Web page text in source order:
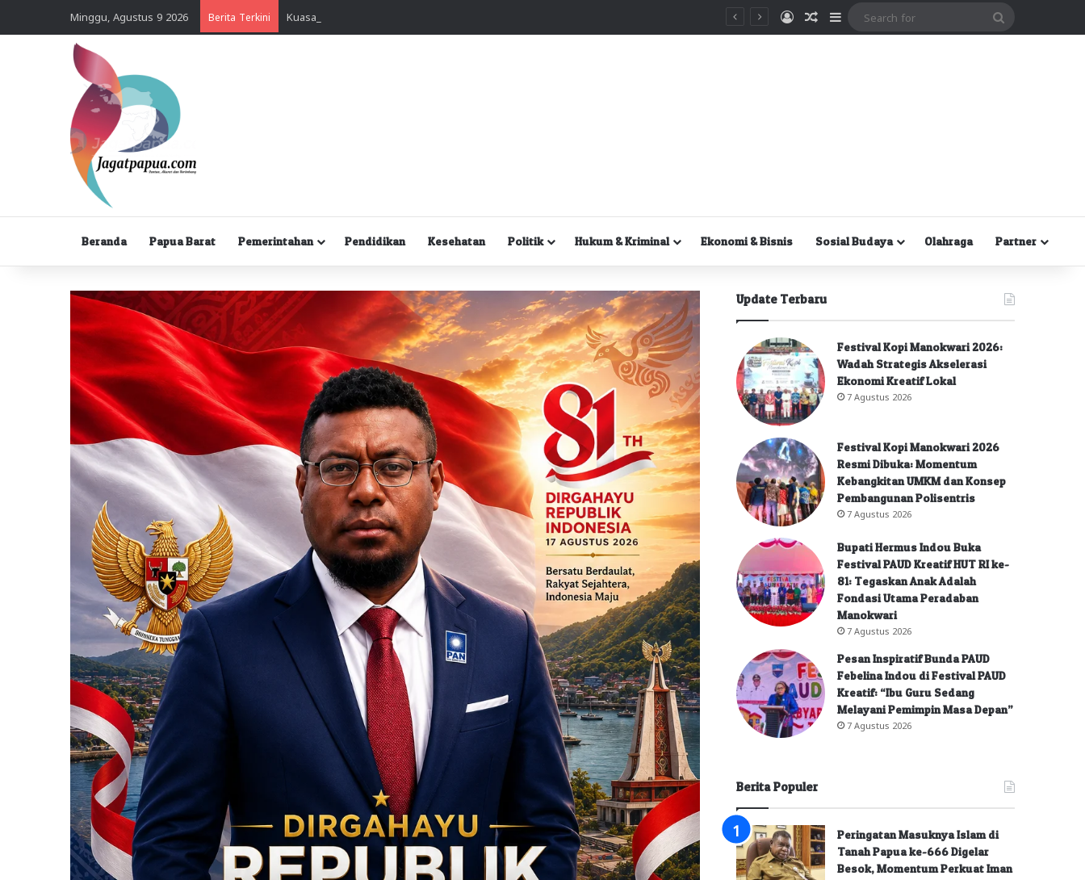
Minggu, Agustus 9 2026 Berita Terkini MasukRandom Article
Sidebar
Beranda Papua Barat Pemerintahan Pendidikan Kesehatan Politik Hukum & Kriminal Ekonomi & Bisnis Sosial Budaya Olahraga Partner
Update Terbaru
Festival Kopi Manokwari 2026:
Wadah Strategis Akselerasi
Ekonomi Kreatif Lokal
7 Agustus 2026
Festival Kopi Manokwari 2026
Resmi Dibuka: Momentum
Kebangkitan UMKM dan Konsep
Pembangunan Polisentris
7 Agustus 2026
Bupati Hermus Indou Buka
Festival PAUD Kreatif HUT RI ke-
81: Tegaskan Anak Adalah
Fondasi Utama Peradaban
Manokwari
7 Agustus 2026
Pesan Inspiratif Bunda PAUD
Febelina Indou di Festival PAUD
Kreatif: “Ibu Guru Sedang
Melayani Pemimpin Masa Depan”
7 Agustus 2026
Berita Populer
Peringatan Masuknya Islam di
Tanah Papua ke-666 Digelar
Besok, Momentum Perkuat Iman